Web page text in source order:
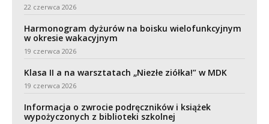
22 czerwca 2026
Harmonogram dyżurów na boisku wielofunkcyjnym
w okresie wakacyjnym
19 czerwca 2026
Klasa II a na warsztatach „Niezłe ziółka!” w MDK
19 czerwca 2026
Informacja o zwrocie podręczników i książek
wypożyczonych z biblioteki szkolnej